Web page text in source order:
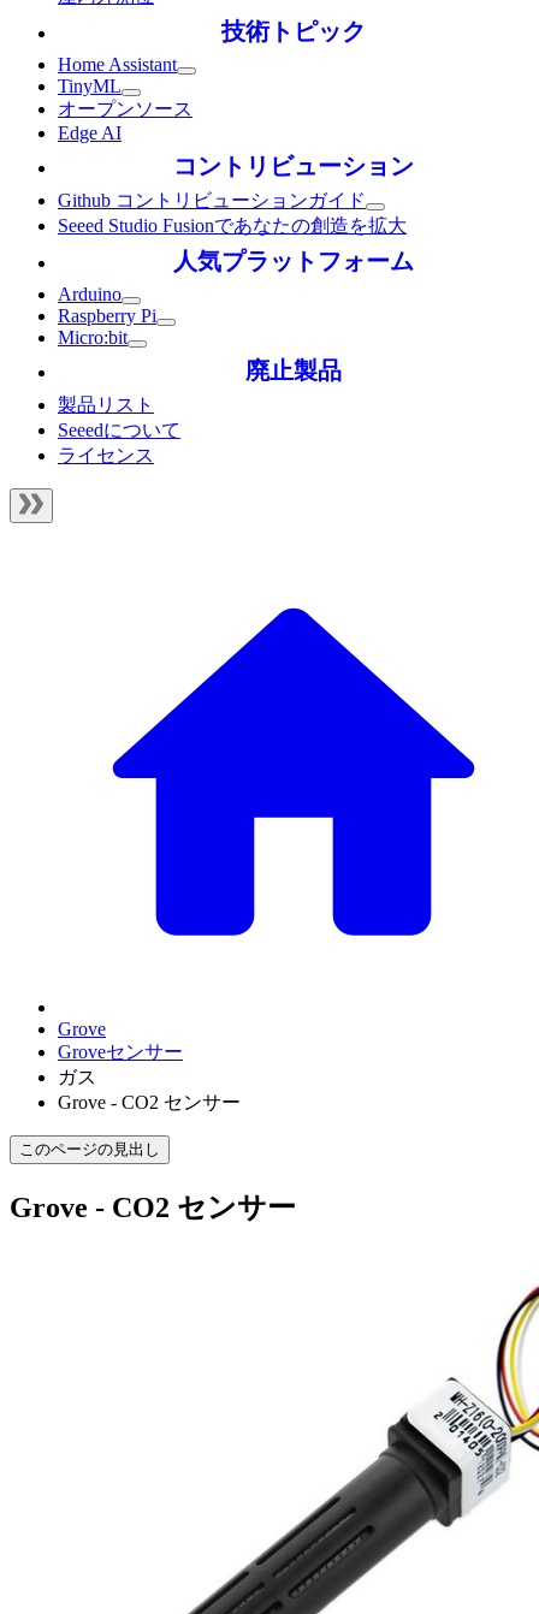
技術トピック
Home Assistant
TinyML
オープンソース
Edge AI
コントリビューション
Github コントリビューションガイド
Seeed Studio Fusionであなたの創造を拡大
人気プラットフォーム
Arduino
Raspberry Pi
Micro:bit
廃止製品
製品リスト
Seeedについて
ライセンス
Grove
Groveセンサー
ガス
Grove - CO2 センサー
このページの見出し
Grove - CO2 センサー